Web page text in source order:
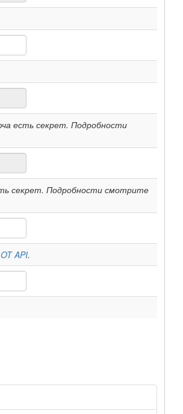
есть секрет. Подробности
секрет. Подробности смотрите
API.